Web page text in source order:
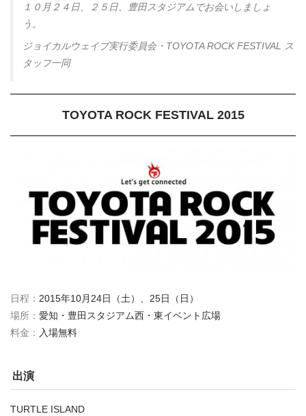
１０月２４日、２５日、豊田スタジアムでお会いしましょ
う。
ジョイカルウェイブ実行委員会・TOYOTA ROCK FESTIVAL ス
タッフ一同
TOYOTA ROCK FESTIVAL 2015
日程： 2015年10月24日（土）、25日（日）
場所： 愛知・豊田スタジアム西・東イベント広場
料金： 入場無料
出演
TURTLE ISLAND